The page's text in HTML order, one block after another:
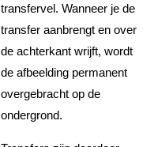
transfervel. Wanneer je de
transfer aanbrengt en over
de achterkant wrijft, wordt
de afbeelding permanent
overgebracht op de
ondergrond.